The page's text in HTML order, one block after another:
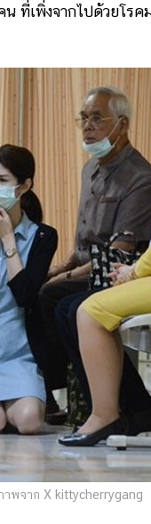
น ที่เพิ่งจากไปด้วยโ
าพจาก X kittycherrygang